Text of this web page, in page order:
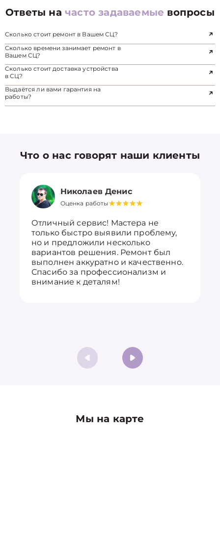
Ответы начасто задаваемые вопросы
Сколько стоит ремонт в Вашем СЦ?
Сколько времени занимает ремонт в
Вашем СЦ?
Сколько стоит доставка устройства
в СЦ?
Выдаётся ли вами гарантия на
работы?
Что о нас говорят наши клиенты
Николаев Денис
Оценка работы
Отличный сервис! Мастера не
только быстро выявили проблему,
но и предложили несколько
вариантов решения. Ремонт был
выполнен аккуратно и качественно.
Спасибо за профессионализм и
внимание к деталям!
Мы на карте